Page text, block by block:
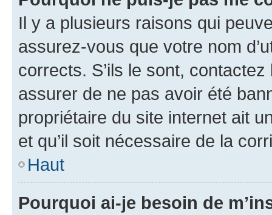
Il y a plusieurs raisons qui
assurez-vous que votre nom
corrects. S’ils le sont,
assurer de ne pas avoir été
propriétaire du site internet ait
et qu’il soit nécessaire de la
Haut
Pourquoi ai-je besoin de